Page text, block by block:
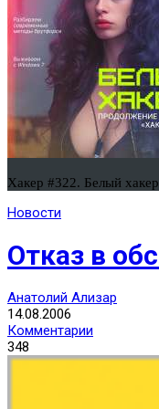
Хакер #322. Белый хакер
Новости
Отказ в
Анатолий Ализар
14.08.2006
Комментарии
348